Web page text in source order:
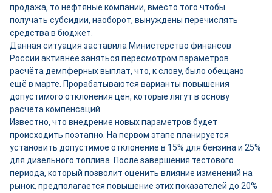
продажа, то нефтяные компании, вместо того чтобы
получать субсидии, наоборот, вынуждены перечислять
средства в бюджет.
Данная ситуация заставила Министерство финансов
России активнее заняться пересмотром параметров
расчёта демпферных выплат, что, к слову, было обещано
ещё в марте. Прорабатываются варианты повышения
допустимого отклонения цен, которые лягут в основу
расчёта компенсаций.
Известно, что внедрение новых параметров будет
происходить поэтапно. На первом этапе планируется
установить допустимое отклонение в 15% для бензина и 25%
для дизельного топлива. После завершения тестового
периода, который позволит оценить влияние изменений на
рынок, предполагается повышение этих показателей до 20%